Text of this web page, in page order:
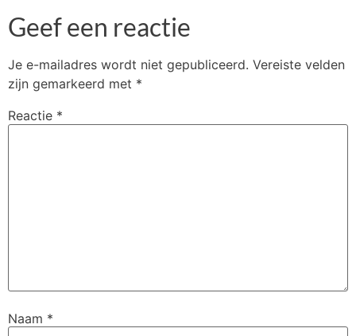
Geef een reactie
Je e-mailadres wordt niet gepubliceerd. Vereiste velden
zijn gemarkeerd met *
Reactie *
Naam *